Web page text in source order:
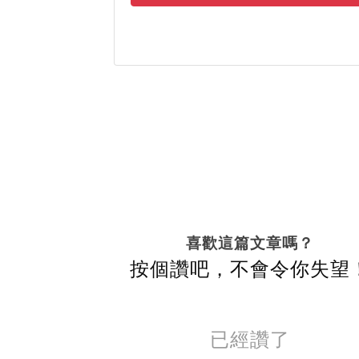
喜歡這篇文章嗎？
按個讚吧，不會令你失望
已經讚了